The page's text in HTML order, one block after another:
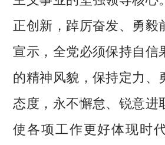
正创新，踔厉奋发、勇毅
宣示，全党必须保持自信
的精神风貌，保持定力、
态度，永不懈怠、锐意进
使各项工作更好体现时